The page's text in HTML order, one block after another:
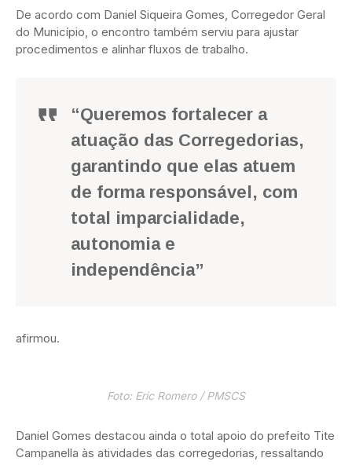
De acordo com Daniel Siqueira Gomes, Corregedor Geral
do Município, o encontro também serviu para ajustar
procedimentos e alinhar fluxos de trabalho.
“Queremos fortalecer a
atuação das Corregedorias,
garantindo que elas atuem
de forma responsável, com
total imparcialidade,
autonomia e
independência”
afirmou.
Foto: Eric Romero / PMSCS
Daniel Gomes destacou ainda o total apoio do prefeito Tite
Campanella às atividades das corregedorias, ressaltando